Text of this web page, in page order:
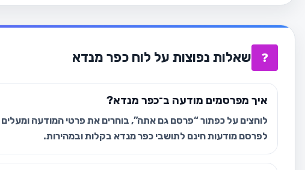
❓ שאלות נפוצות על לוח כפר מנדא
איך מפרסמים מודעה ב־כפר מנדא?
לוחצים על כפתור “פרסם גם אתה”, בוחרים את פרטי המודעה ומעלים
לפרסם מודעות חינם לתושבי כפר מנדא בקלות ובמהירות.